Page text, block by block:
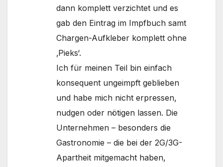
dann komplett verzichtet und es
gab den Eintrag im Impfbuch samt
Chargen-Aufkleber komplett ohne
‚Pieks‘.
Ich für meinen Teil bin einfach
konsequent ungeimpft geblieben
und habe mich nicht erpressen,
nudgen oder nötigen lassen. Die
Unternehmen – besonders die
Gastronomie – die bei der 2G/3G-
Apartheit mitgemacht haben,